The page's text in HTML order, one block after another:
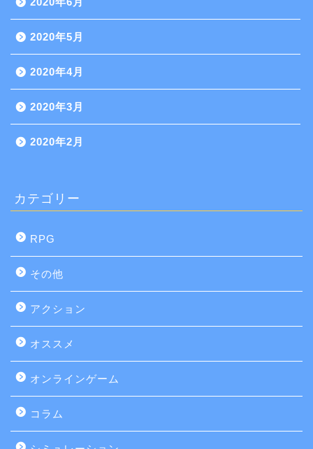
2020年5月
2020年4月
2020年3月
2020年2月
カテゴリー
RPG
その他
アクション
オススメ
オンラインゲーム
コラム